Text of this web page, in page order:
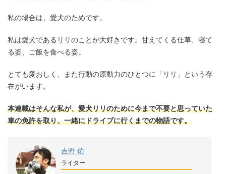
私の場合は、愛犬のためです。
私は愛犬であるリリのことが大好きです。甘えてくる仕草、寝て
る姿、ご飯を食べる姿。
とても愛おしく、また行動の原動力のひとつに「リリ」という存
在がいます。
本連載はそんな私が、愛犬リリのために今まで不要と思っていた
車の免許を取り、一緒にドライブに行くまでの物語です。
吉野 佑
ライター